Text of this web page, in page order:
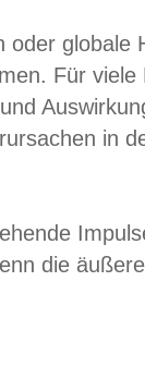
oder globale
Für viele
in
die